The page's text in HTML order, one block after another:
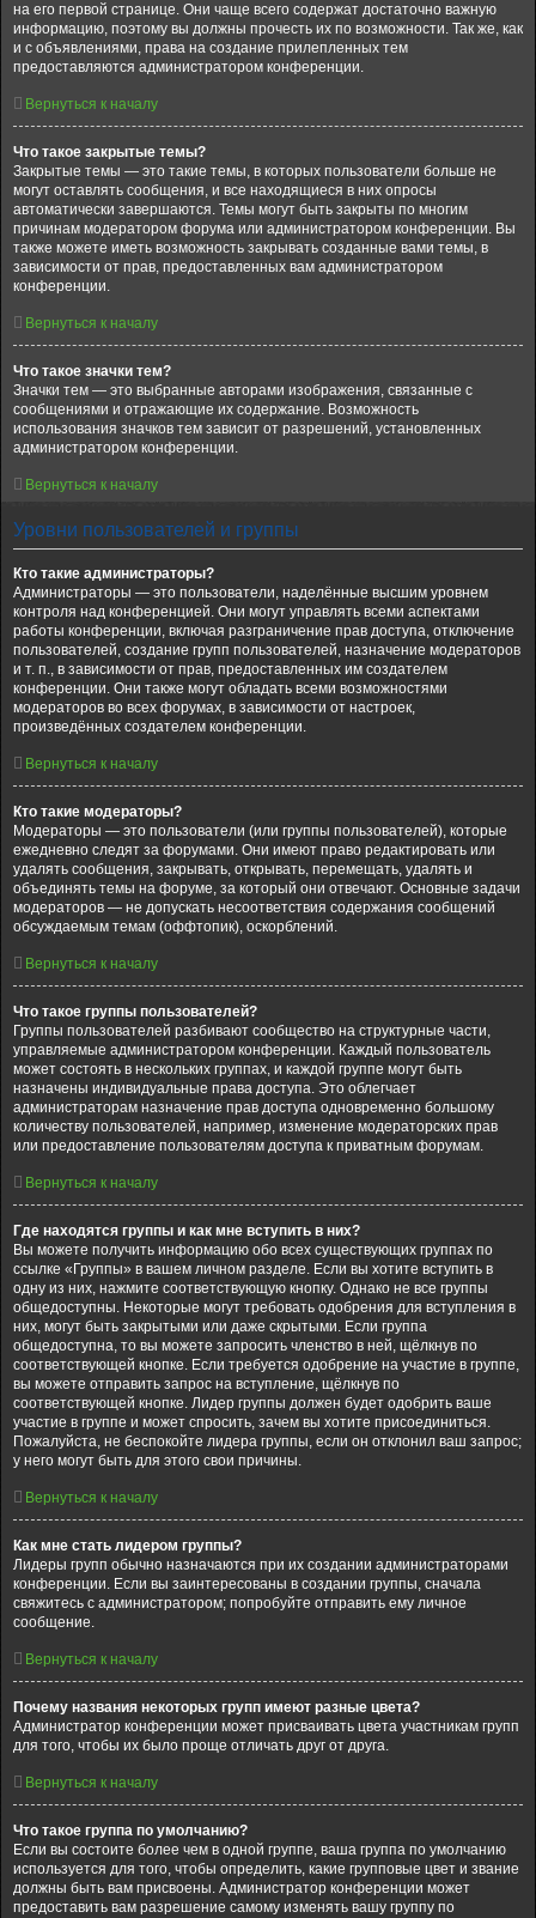
на его первой странице. Они чаще всего содержат достаточно важную
информацию, поэтому вы должны прочесть их по возможности. Так же, как
и с объявлениями, права на создание прилепленных тем
предоставляются администратором конференции.
Вернуться к началу
Что такое закрытые темы?
Закрытые темы — это такие темы, в которых пользователи больше не
могут оставлять сообщения, и все находящиеся в них опросы
автоматически завершаются. Темы могут быть закрыты по многим
причинам модератором форума или администратором конференции. Вы
также можете иметь возможность закрывать созданные вами темы, в
зависимости от прав, предоставленных вам администратором
конференции.
Вернуться к началу
Что такое значки тем?
Значки тем — это выбранные авторами изображения, связанные с
сообщениями и отражающие их содержание. Возможность
использования значков тем зависит от разрешений, установленных
администратором конференции.
Вернуться к началу
Уровни пользователей и группы
Кто такие администраторы?
Администраторы — это пользователи, наделённые высшим уровнем
контроля над конференцией. Они могут управлять всеми аспектами
работы конференции, включая разграничение прав доступа, отключение
пользователей, создание групп пользователей, назначение модераторов
и т. п., в зависимости от прав, предоставленных им создателем
конференции. Они также могут обладать всеми возможностями
модераторов во всех форумах, в зависимости от настроек,
произведённых создателем конференции.
Вернуться к началу
Кто такие модераторы?
Модераторы — это пользователи (или группы пользователей), которые
ежедневно следят за форумами. Они имеют право редактировать или
удалять сообщения, закрывать, открывать, перемещать, удалять и
объединять темы на форуме, за который они отвечают. Основные задачи
модераторов — не допускать несоответствия содержания сообщений
обсуждаемым темам (оффтопик), оскорблений.
Вернуться к началу
Что такое группы пользователей?
Группы пользователей разбивают сообщество на структурные части,
управляемые администратором конференции. Каждый пользователь
может состоять в нескольких группах, и каждой группе могут быть
назначены индивидуальные права доступа. Это облегчает
администраторам назначение прав доступа одновременно большому
количеству пользователей, например, изменение модераторских прав
или предоставление пользователям доступа к приватным форумам.
Вернуться к началу
Где находятся группы и как мне вступить в них?
Вы можете получить информацию обо всех существующих группах по
ссылке «Группы» в вашем личном разделе. Если вы хотите вступить в
одну из них, нажмите соответствующую кнопку. Однако не все группы
общедоступны. Некоторые могут требовать одобрения для вступления в
них, могут быть закрытыми или даже скрытыми. Если группа
общедоступна, то вы можете запросить членство в ней, щёлкнув по
соответствующей кнопке. Если требуется одобрение на участие в группе,
вы можете отправить запрос на вступление, щёлкнув по
соответствующей кнопке. Лидер группы должен будет одобрить ваше
участие в группе и может спросить, зачем вы хотите присоединиться.
Пожалуйста, не беспокойте лидера группы, если он отклонил ваш запрос;
у него могут быть для этого свои причины.
Вернуться к началу
Как мне стать лидером группы?
Лидеры групп обычно назначаются при их создании администраторами
конференции. Если вы заинтересованы в создании группы, сначала
свяжитесь с администратором; попробуйте отправить ему личное
сообщение.
Вернуться к началу
Почему названия некоторых групп имеют разные цвета?
Администратор конференции может присваивать цвета участникам групп
для того, чтобы их было проще отличать друг от друга.
Вернуться к началу
Что такое группа по умолчанию?
Если вы состоите более чем в одной группе, ваша группа по умолчанию
используется для того, чтобы определить, какие групповые цвет и звание
должны быть вам присвоены. Администратор конференции может
предоставить вам разрешение самому изменять вашу группу по